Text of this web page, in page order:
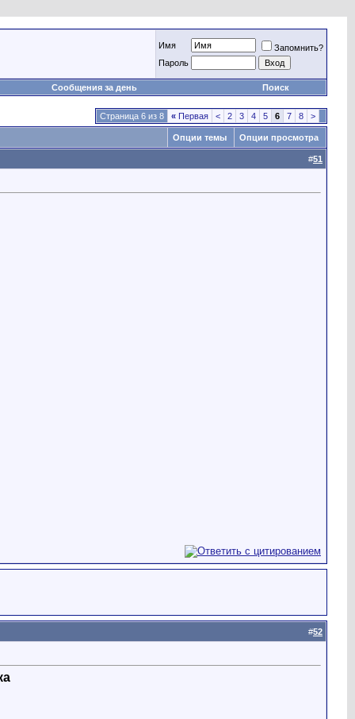
Имя
Запомнить?
Пароль
Сообщения за день Поиск
Страница 6 из 8 « Первая < 2 3 4 5 6 7 8 >
Опции темы Опции просмотра
#51
#52